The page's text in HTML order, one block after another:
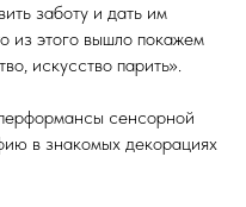
заботу и дать им
из этого вышло покажeм
искусство парить».
сенсорной
в знакомых декорациях